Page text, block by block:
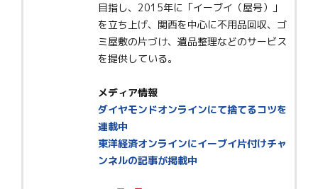
目指し、2015年に「イーブイ（屋号）」
を立ち上げ、関西を中心に不用品回収、ゴ
ミ屋敷の片づけ、遺品整理などのサービス
を提供している。
メディア情報
ダイヤモンドオンラインにて捨てるコツを
連載中
東洋経済オンラインにイーブイ片付けチャ
ンネルの記事が掲載中